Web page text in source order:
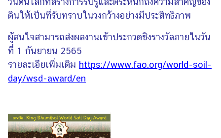
ก
า
ร
ป
ร
ะ
ช
น
ดินให้เป็นที่รับทราบในวงกว้างอย่างมีประสิทธิภาพ
ผู้สนใจสามารถส่งผลงานเข้าประกวดชิงรางวัลภายในวัน
ที่ 1 กันยายน 2565
รายละเอียเพิ่มเติม https://www.fao.org/world-soil-
day/wsd-award/en